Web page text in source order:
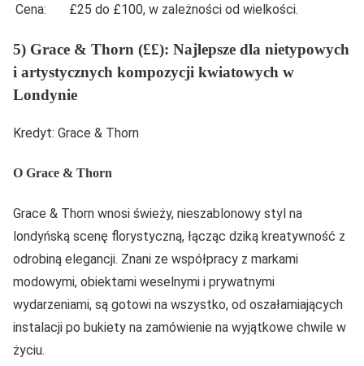
Cena:
£25 do £100, w zależności od wielkości.
5) Grace & Thorn (££): Najlepsze dla nietypowych
i artystycznych kompozycji kwiatowych w
Londynie
Kredyt: Grace & Thorn
O Grace & Thorn
Grace & Thorn wnosi świeży, nieszablonowy styl na
londyńską scenę florystyczną, łącząc dziką kreatywność z
odrobiną elegancji. Znani ze współpracy z markami
modowymi, obiektami weselnymi i prywatnymi
wydarzeniami, są gotowi na wszystko, od oszałamiających
instalacji po bukiety na zamówienie na wyjątkowe chwile w
życiu.